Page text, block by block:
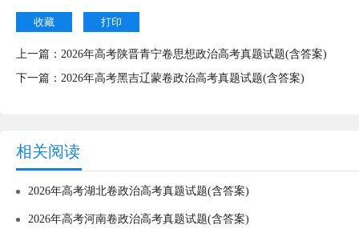
收藏 打印
上一篇： 2026年高考陕晋青宁卷思想政治高考真题试题(含答案)
下一篇： 2026年高考黑吉辽蒙卷政治高考真题试题(含答案)
相关阅读
2026年高考湖北卷政治高考真题试题(含答案)
2026年高考河南卷政治高考真题试题(含答案)